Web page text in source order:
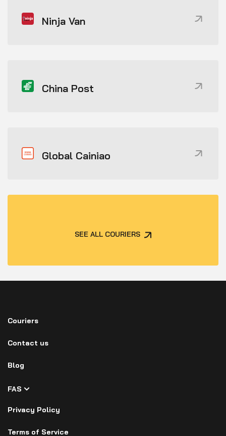
Ninja Van
China Post
Global Cainiao
SEE ALL COURIERS
Couriers
Contact us
Blog
FAS
Privacy Policy
Terms of Service